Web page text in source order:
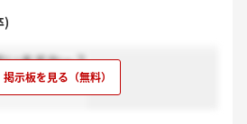
)
いますかー？